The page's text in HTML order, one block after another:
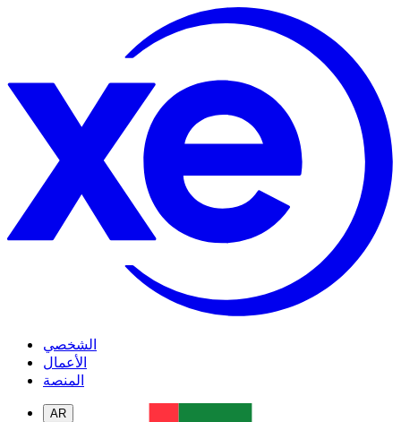
الشخصي
الأعمال
المنصة
AR